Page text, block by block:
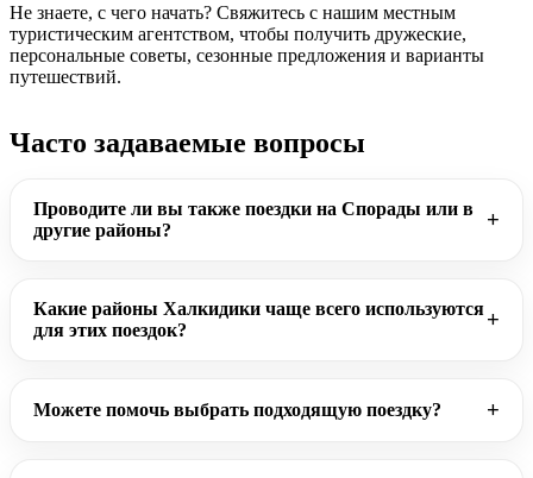
Не знаете, с чего начать? Свяжитесь с нашим местным
туристическим агентством, чтобы получить дружеские,
персональные советы, сезонные предложения и варианты
путешествий.
Часто задаваемые вопросы
Проводите ли вы также поездки на Спорады или в
другие районы?
Какие районы Халкидики чаще всего используются
для этих поездок?
Можете помочь выбрать подходящую поездку?